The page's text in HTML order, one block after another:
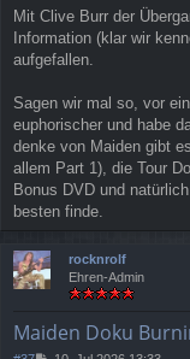
Mit Clive Burr der
Information (klar wir
aufgefallen.
Sagen wir mal so, vor
euphorischer und habe
denke von Maiden gibt
allem Part 1), die Tour
Bonus DVD und
besten finde.
rocknrolf
Ehren-Admin
Maiden Doku